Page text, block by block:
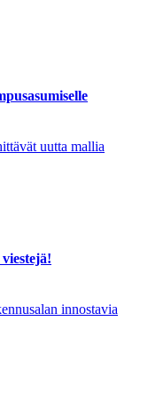
uutta mallia
innostavia